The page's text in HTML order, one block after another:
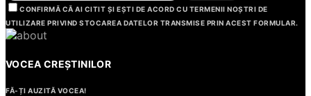
CONFIRMĂ CĂ AI CITIT ȘI EȘTI DE ACORD CU TERMENII NOȘTRI DE
UTILIZARE PRIVIND STOCAREA DATELOR TRANSMISE PRIN ACEST FORMULAR.
VOCEA CREȘTINILOR
FĂ-ȚI AUZITĂ VOCEA!